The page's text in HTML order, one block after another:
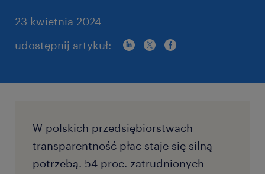
23 kwietnia 2024
udostępnij artykuł:
W polskich przedsiębiorstwach
transparentność płac staje się silną
potrzebą. 54 proc. zatrudnionych